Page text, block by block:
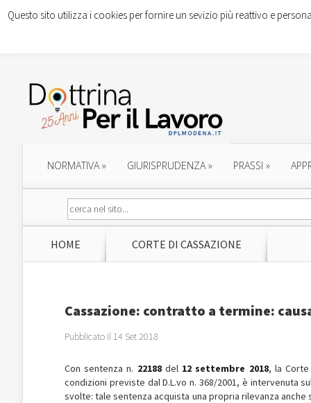
NORMATIVA» GIURISPRUDENZA» PRASSI »
HOME CORTE DI CASSAZIONE
Cassazione: contratto a termine:
Pubblicato il 14 Set 2018
Con sentenza n. 22188del 12 settembre 2018, la
condizioni previste dal D.L.vo n. 368/2001, è intervenuta
svolte: tale sentenza acquista una propria rilevanza
Questo sito utilizza i cookies per fornire un sevizio più reattivo e